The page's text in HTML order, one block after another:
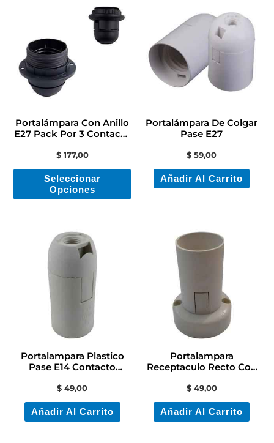
Portalámpara Con Anillo
E27 Pack Por 3 Contacto
$177,00
Seleccionar
Opciones
múltiples
variantes.
página
Portalámpara De Colgar
Pase E27
$ 59,00
Añadir Al Carrito
Portalampara Plastico
Pase E14 Contacto
$ 49,00
Añadir Al Carrito
Portalampara
Receptaculo Recto Con
$49,00
Añadir Al Carrito